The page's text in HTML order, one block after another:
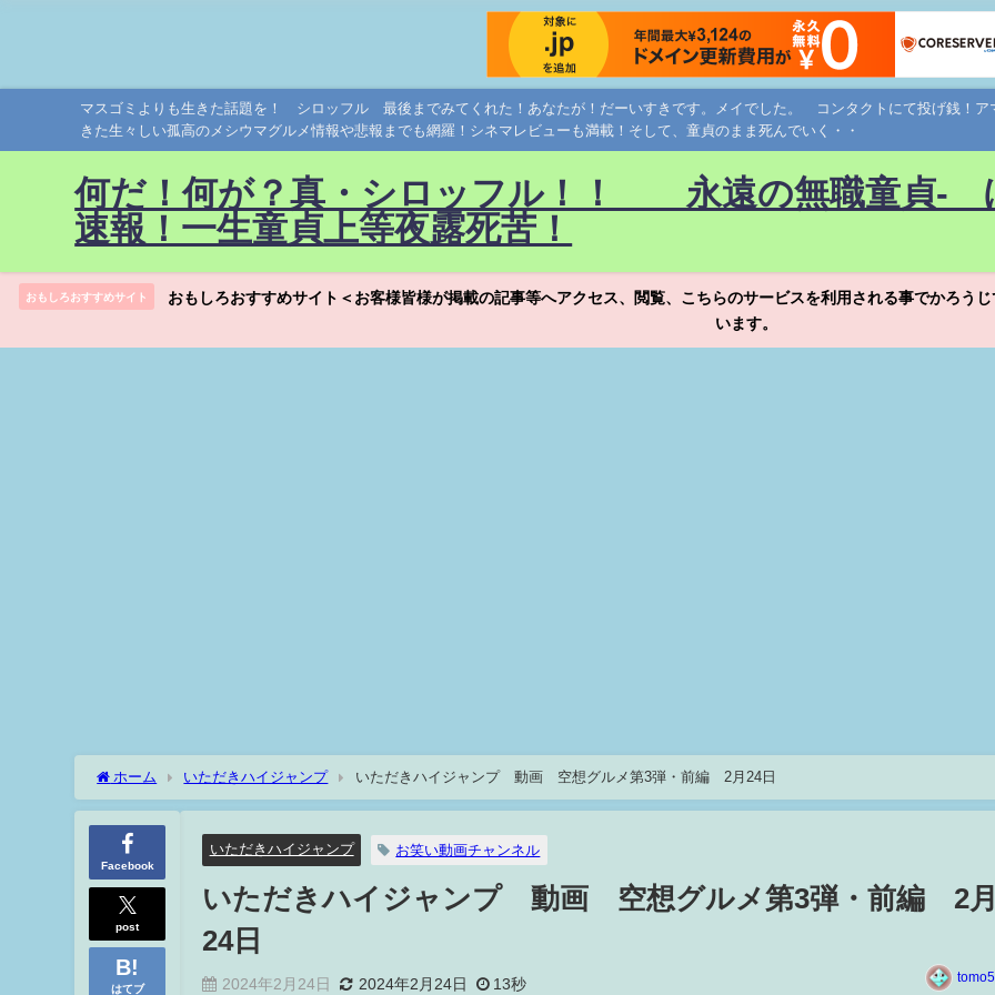
マスゴミよりも生きた話題を！ シロッフル 最後までみてくれた！あなたが！だーいすきです。メイでした。 コンタクトにて投げ銭！
きた生々しい孤高のメシウマグルメ情報や悲報までも網羅！シネマレビューも満載！そして、童貞のまま死んでいく・・
何だ！何が？真・シロッフル！！ 永遠の無職童貞-
速報！一生童貞上等夜露死苦！
おもしろおすすめサイト
おもしろおすすめサイト＜お客様皆様が掲載の記事等へアクセス、閲覧、こちらのサービスを利用される事でかろう
います。
ホーム いただきハイジャンプ いただきハイジャンプ 動画 空想グルメ第3弾・前編 2月24日
Facebook
post
はてブ
いただきハイジャンプ お笑い動画チャンネル
いただきハイジャンプ 動画 空想グルメ第3弾・前編 2月
24日
2024年2月24日 2024年2月24日 13秒